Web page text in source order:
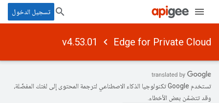
تسجيل الدخول
Edge for Private Cloud
v4.53.01
تستخدم Google تكنولوجيا الذكاء الاصطناعي لترجمة المحتوى إلى لغتك المفضّلة،
وقد تتضمّن بعض الأخطاء.